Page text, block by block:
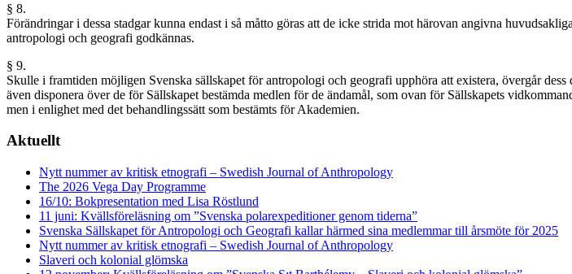
§ 8.
Förändringar i dessa stadgar kunna endast i så måtto göras att de icke strida mot härovan angivna
antropologi och geografi godkännas.
§ 9.
Skulle i framtiden möjligen Svenska sällskapet för antropologi och geografi upphöra att existera, övergår
även disponera över de för Sällskapet bestämda medlen för de ändamål, som ovan för Sällskapets
men i enlighet med det behandlingssätt som bestämts för Akademien.
Aktuellt
Nytt nummer av kritisk etnografi – Swedish Journal of Anthropology
The 2026 Vega Day Programme
16/10: Bokpresentation med Lisa Röstlund
11 juni: Kvällsföreläsning om ”Svenska polarexpeditioner genom tiderna”
Svenska Sällskapet för Antropologi och Geografi kallar härmed sina medlemmar till årsmöte för 2025
Nytt nummer av kritisk etnografi – Swedish Journal of Anthropology
Slaveri och kolonial glömska